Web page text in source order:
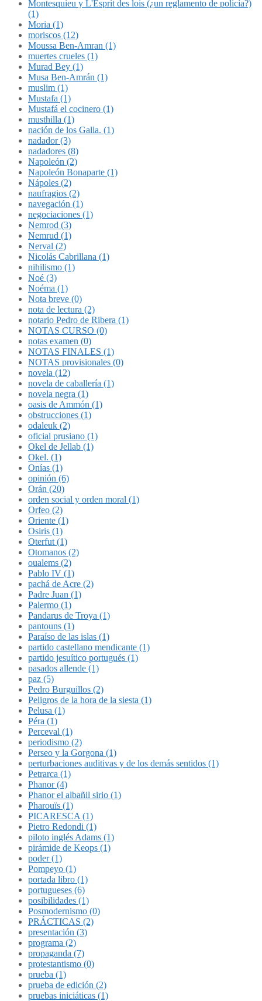
Montesquieu y L'Esprit des lois (¿un reglamento de policía?)
(1)
Moria (1)
moriscos (12)
Moussa Ben-Amran (1)
muertes crueles (1)
Murad Bey (1)
Musa Ben-Amrán (1)
muslim (1)
Mustafa (1)
Mustafá el cocinero (1)
musthilla (1)
nación de los Galla. (1)
nadador (3)
nadadores (8)
Napoleón (2)
Napoleón Bonaparte (1)
Nápoles (2)
naufragios (2)
navegación (1)
negociaciones (1)
Nemrod (3)
Nemrud (1)
Nerval (2)
Nicolás Cabrillana (1)
nihilismo (1)
Noé (3)
Noéma (1)
Nota breve (0)
nota de lectura (2)
notario Pedro de Ribera (1)
NOTAS CURSO (0)
notas examen (0)
NOTAS FINALES (1)
NOTAS provisionales (0)
novela (12)
novela de caballería (1)
novela negra (1)
oasis de Ammón (1)
obstrucciones (1)
odaleuk (2)
oficial prusiano (1)
Okel de Jellab (1)
Okel. (1)
Onías (1)
opinión (6)
Orán (20)
orden social y orden moral (1)
Orfeo (2)
Oriente (1)
Osiris (1)
Oterfut (1)
Otomanos (2)
oualems (2)
Pablo IV (1)
pachá de Acre (2)
Padre Juan (1)
Palermo (1)
Pandarus de Troya (1)
pantouns (1)
Paraíso de las islas (1)
partido castellano mendicante (1)
partido jesuítico portugués (1)
pasados allende (1)
paz (5)
Pedro Burguillos (2)
Peligros de la hora de la siesta (1)
Pelusa (1)
Péra (1)
Perceval (1)
periodismo (2)
Perseo y la Gorgona (1)
perturbaciones auditivas y de los demás sentidos (1)
Petrarca (1)
Phanor (4)
Phanor el albañil sirio (1)
Pharouïs (1)
PICARESCA (1)
Pietro Redondi (1)
piloto inglés Adams (1)
pirámide de Keops (1)
poder (1)
Pompeyo (1)
portada libro (1)
portugueses (6)
posibilidades (1)
Posmodernismo (0)
PRÁCTICAS (2)
presentación (3)
programa (2)
propaganda (7)
protestantismo (0)
prueba (1)
prueba de edición (2)
pruebas iniciáticas (1)